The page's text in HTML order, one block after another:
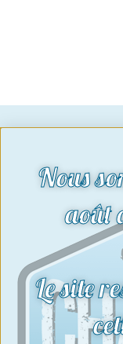
Nous
août
Le site